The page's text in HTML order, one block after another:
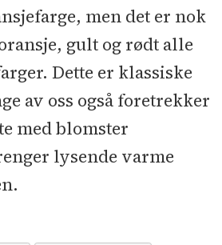
men det er nok
gult og rødt alle
Dette er klassiske
av oss også foretrekker
med blomster
lysende varme